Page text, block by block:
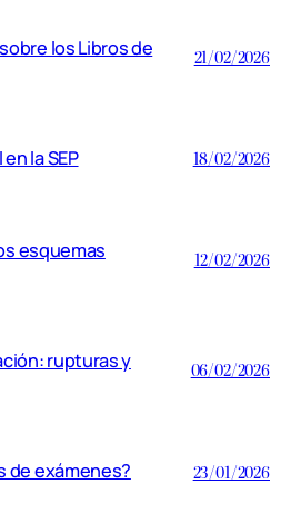
los Libros de 21/02/2026
la SEP 18/02/2026
esquemas 12/02/2026
rupturas y 06/02/2026
de exámenes? 23/01/2026